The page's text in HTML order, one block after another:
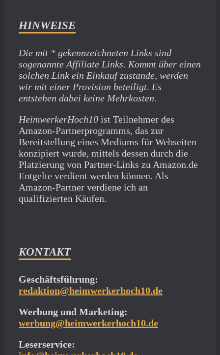
HINWEISE
Die mit * gekennzeichneten Links sind
sogenannte Affiliate Links. Kommt über einen
solchen Link ein Einkauf zustande, werden
wir mit­ einer Provision beteiligt. Es
entstehen dabei keine Mehrkosten.
HeimwerkerHoch10 ist Teilnehmer des
Amazon-Partnerprogramms, das zur
Bereitstellung eines Mediums für Webseiten
konzipiert wurde, mittels dessen durch die
Platzierung von Partner-Links zu Amazon.de
Entgelte verdient werden können. Als
Amazon-Partner verdiene ich an
qualifizierten Käufen.
KONTAKT
Geschäftsführung:
redaktion@heimwerkerhoch10.de
Werbung und Marketing:
werbung@heimwerkerhoch10.de
Leserservice: